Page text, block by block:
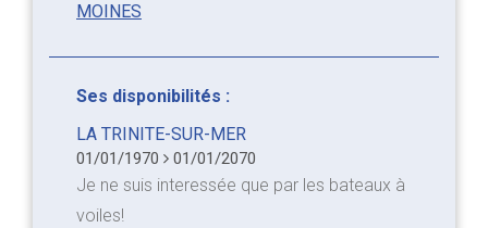
MOINES
Ses disponibilités :
LA TRINITE-SUR-MER
01/01/1970 01/01/2070
Je ne suis interessée que par les bateaux à
voiles!